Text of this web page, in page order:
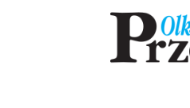
Przegląd
Olkuski